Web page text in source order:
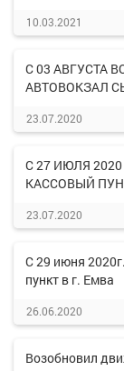
10.03.2021
С 03 АВГУСТА
АВТОВОКЗАЛ
23.07.2020
С 27 ИЮЛЯ
КАССОВЫЙ
23.07.2020
С 29 июня
пункт в г. Емва
26.06.2020
Возобновил